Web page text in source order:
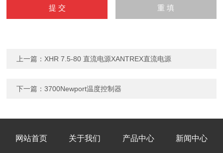
上一篇： XHR 7.5-80 直流电源XANTREX直流电源
下一篇：3700Newport温度控制器
网站首页 关于我们 产品中心 新闻中心